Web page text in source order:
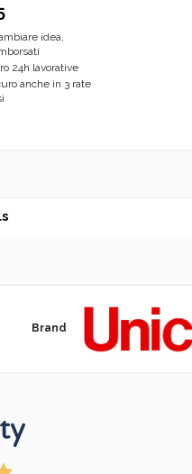
idea,
24h lavorative
anche in 3 rate
Brand